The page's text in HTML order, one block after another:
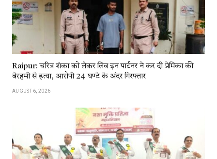
Raipur: चरित्र शंका को लेकर लिव इन पार्टनर ने कर दी प्रेमिका की
बेरहमी से हत्या, आरोपी 24 घण्टे के अंदर गिरफ्तार
AUGUST 6, 2026